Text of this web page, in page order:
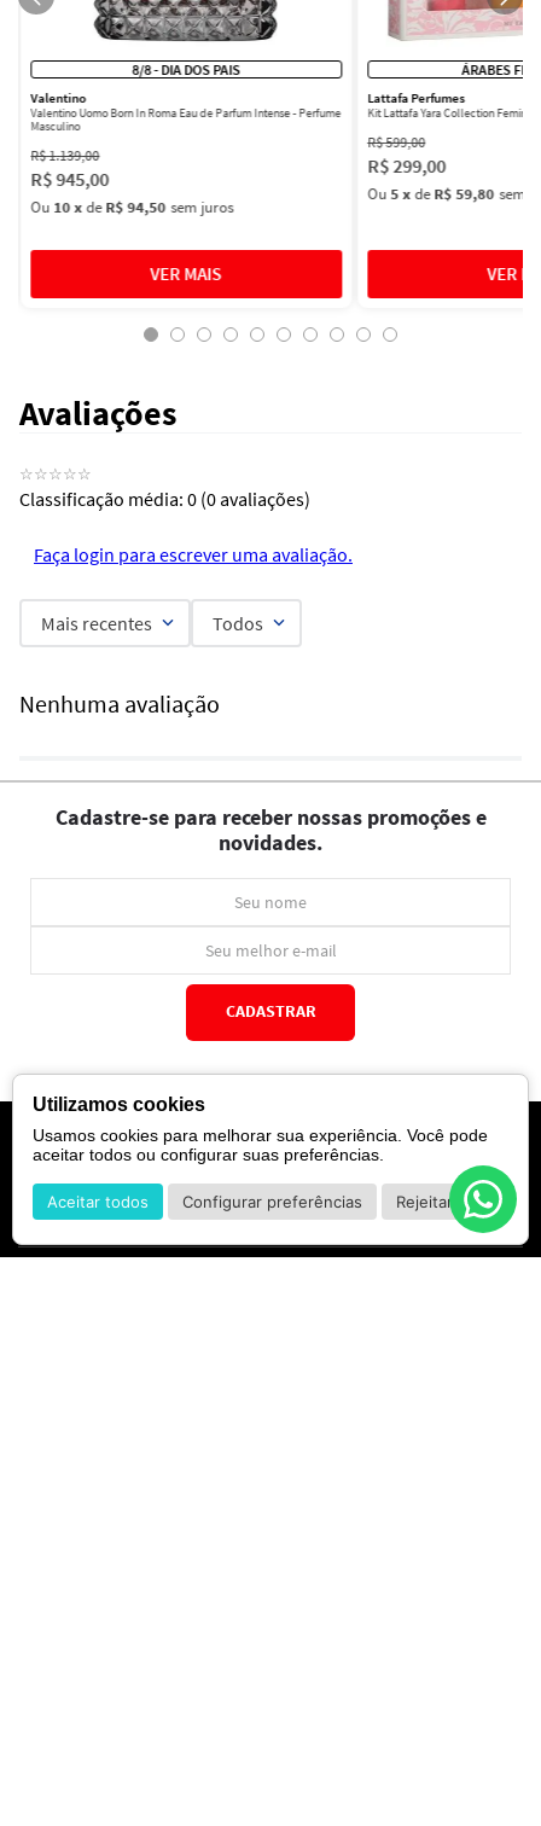
8/8 - DIA DOS PAIS
Valentino
Valentino Uomo Born In Roma Eau de Parfum Intense - Perfume
Masculino
R$1.139,00
R$945,00
Ou 10xdeR$ 94,50 sem juros
ÁRABES
Lattafa Perfumes
Kit Lattafa Yara Collection
R$599,00
R$ 299,00
Ou5xdeR$ 59,80 sem
Avaliações
☆☆☆☆☆
Classificação média: 0 (0 avaliações)
Faça login para escrever uma avaliação.
Mais recentes Todos
Nenhuma avaliação
Cadastre-se para receber nossas promoções e
novidades.
CADASTRAR
INSTITUCIONAL
Sobre Nós
Marcas
POLÍTICAS
Política de Privacidade
Utilizamos cookies
Usamos cookies para melhorar sua experiência. Você pode
aceitar todos ou configurar suas preferências.
Aceitar todos Configurar preferências Rejeitar